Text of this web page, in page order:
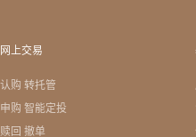
网上交易
认购 转托管
申购 智能定投
赎回 撤单